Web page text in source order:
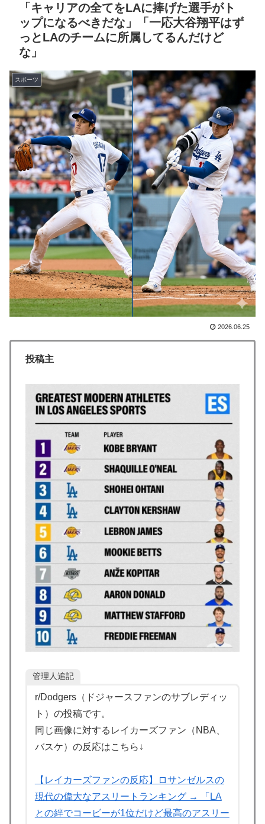
トが面白すぎたんだ」1995〜2010年の消えたサイトの
話
▶ 【高校野球】ついに田中マー君が高野連の「七回制」導
入に異議申す！ドーム球場でやれ
▶ 日本旅行キャンセルすべきか…1万年ぶり史上最大級の
火山の兆し＝韓国の反応
▶ 海外の反応：熊本の病院で手術中に熊本地震が発生、大
揺れの中でも患者を守った医師たちの対応ぶりに海外大
絶賛
▶ 【伝説の100得点、いまだ都市伝説扱い】海外「バムの
83点でようやく信じた」
▶ 韓国人「世界で最も有名な日本人は誰なのか？」→「想
像以上に意見が割れてしまう‥」
▶ 米：トランプ大統領、「敵性外国人」による「米国籍目
的の出産ツーリズム禁止令」に署名…寄生侵略防止へ
[海外の反応]
▶ 韓国人「どうやら五輪サッカー日韓戦でも審判の接待が
あった模様…」→「メダル剥奪なのでは…？（ﾌﾞﾙﾌﾞﾙ」
＝韓国の反応
英国人「ようこそ」冨安健洋、クリスタルパレス加入が
決定的に！メディカル検査をパス！現地サポが歓迎！ア
ーセナルファンも祝福！【海外の反応】
外国人「米・ジャガイモ・パン・麺の4大主食、一生食
えないなら何を捨てる？」
海外「先進国で日本だけパスポート所有率が低すぎる、
何故なのか」
【海外の反応】今永昇太、好調の秘訣はスマホ画面だと
イマナガ節を炸裂「NPBでは面白さが必須条件なの？」
海外「日本人がアメリカに対してとても良いことを言っ
てくれているぞ！アメリカの良さを再発見できる！」
韓国人「猛暑で〇〇も疲れ果てた…〇〇の個体数が急
減」
海外「お前らの国に他愛のない対立ってある？」日本
「エスカレーターの立つ位置」
海外「まるでトランプ」FIFAがW杯開催都市と結んだ約
束を守らないことに海外大騒ぎ！（海外の反応）
▶ フランス人「欲張りすぎだ」中村敬斗、ランス残留の可
音がこれ！【海外の反応】
韓国人「残酷だった日帝強占期前後の写真を見てみよ
う」
韓国人「日本でヤバい作品ばかりアニメ化してて心配に
なる…」
逆 → 「予想通りの結果」「この2人は合体してくれ」
韓国人「熊本地震発生時の病院手術中に突然の大揺れが
凄まじい状況だ」
「キャリアの全てをLAに捧げた選手がト
ップになるべきだな」「一応大谷翔平はず
っとLAのチームに所属してるんだけど
な」
スポーツ
2026.06.25
投稿主
管理人追記
r/Dodgers（ドジャースファンのサブレディッ
ト）の投稿です。
同じ画像に対するレイカーズファン（NBA、
バスケ）の反応はこちら↓
【レイカーズファンの反応】ロサンゼルスの
現代の偉大なアスリートランキング → 「LA
との絆でコービーが1位だけど最高のアスリー